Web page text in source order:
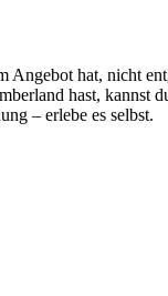
hat, nicht
hast, kannst
– erlebe es selbst.